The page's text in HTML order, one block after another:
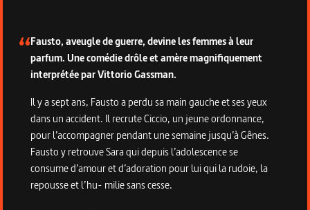
Fausto, aveugle de guerre, devine les femmes à leur
parfum. Une comédie drôle et amère magnifiquement
interprétée par Vittorio Gassman.
Il y a sept ans, Fausto a perdu sa main gauche et ses yeux
dans un accident. Il recrute Ciccio, un jeune ordonnance,
pour l’accompagner pendant une semaine jusqu’à Gênes.
Fausto y retrouve Sara qui depuis l’adolescence se
consume d’amour et d’adoration pour lui qui la rudoie, la
repousse et l’hu- milie sans cesse.